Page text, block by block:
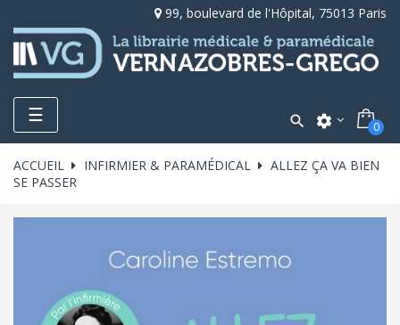
99, boulevard de l'Hôpital, 75013 Paris
Toggle
navigation
☰  settings 0
ACCUEIL INFIRMIER & PARAMÉDICAL
ALLEZ ÇA VA BIEN
SE PASSER